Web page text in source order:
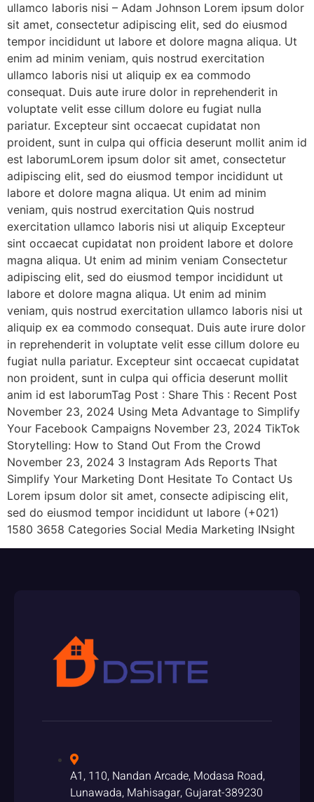
ullamco laboris nisi – Adam Johnson Lorem ipsum dolor
sit amet, consectetur adipiscing elit, sed do eiusmod
tempor incididunt ut labore et dolore magna aliqua. Ut
enim ad minim veniam, quis nostrud exercitation
ullamco laboris nisi ut aliquip ex ea commodo
consequat. Duis aute irure dolor in reprehenderit in
voluptate velit esse cillum dolore eu fugiat nulla
pariatur. Excepteur sint occaecat cupidatat non
proident, sunt in culpa qui officia deserunt mollit anim id
est laborumLorem ipsum dolor sit amet, consectetur
adipiscing elit, sed do eiusmod tempor incididunt ut
labore et dolore magna aliqua. Ut enim ad minim
veniam, quis nostrud exercitation Quis nostrud
exercitation ullamco laboris nisi ut aliquip Excepteur
sint occaecat cupidatat non proident labore et dolore
magna aliqua. Ut enim ad minim veniam Consectetur
adipiscing elit, sed do eiusmod tempor incididunt ut
labore et dolore magna aliqua. Ut enim ad minim
veniam, quis nostrud exercitation ullamco laboris nisi ut
aliquip ex ea commodo consequat. Duis aute irure dolor
in reprehenderit in voluptate velit esse cillum dolore eu
fugiat nulla pariatur. Excepteur sint occaecat cupidatat
non proident, sunt in culpa qui officia deserunt mollit
anim id est laborumTag Post : Share This : Recent Post
November 23, 2024 Using Meta Advantage to Simplify
Your Facebook Campaigns November 23, 2024 TikTok
Storytelling: How to Stand Out From the Crowd
November 23, 2024 3 Instagram Ads Reports That
Simplify Your Marketing Dont Hesitate To Contact Us
Lorem ipsum dolor sit amet, consecte adipiscing elit,
sed do eiusmod tempor incididunt ut labore (+021)
1580 3658 Categories Social Media Marketing INsight
A1, 110, Nandan Arcade, Modasa Road,
Lunawada, Mahisagar, Gujarat-389230